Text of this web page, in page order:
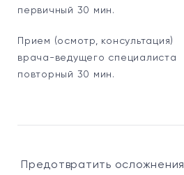
первичный 30 мин.
Прием (осмотр, консультация)
врача-ведущего специалиста
повторный 30 мин.
Предотвратить